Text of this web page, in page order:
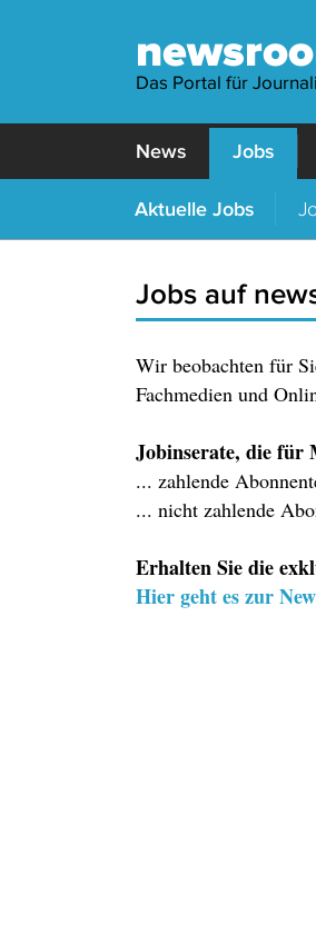
Das Portal für
News Jobs
Aktuelle Jobs
Jobs auf
Wir beobachten für
Fachmedien und
Jobinserate, die für
... zahlende
... nicht zahlende
Erhalten Sie die
Hier geht es zur